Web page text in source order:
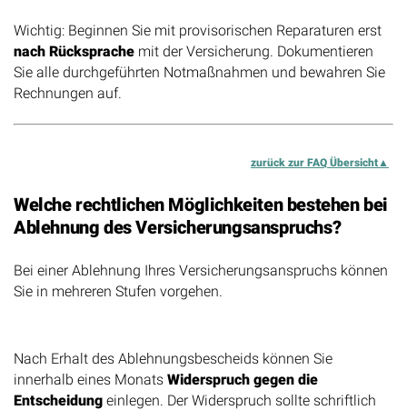
Wichtig: Beginnen Sie mit provisorischen Reparaturen erst
nach Rücksprache mit der Versicherung. Dokumentieren
Sie alle durchgeführten Notmaßnahmen und bewahren Sie
Rechnungen auf.
zurück zur FAQ Übersicht
Welche rechtlichen Möglichkeiten bestehen bei
Ablehnung des Versicherungsanspruchs?
Bei einer Ablehnung Ihres Versicherungsanspruchs können
Sie in mehreren Stufen vorgehen.
Nach Erhalt des Ablehnungsbescheids können Sie
innerhalb eines Monats Widerspruch gegen die
Entscheidung einlegen. Der Widerspruch sollte schriftlich